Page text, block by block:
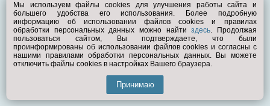
© Exist.ru 1998—2026
Мы используем файлы cookies для улучшения работы сайта и
большего удобства его использования. Более подробную
информацию об использовании файлов cookies и правилах
обработки персональных данных можно найтиздесь. Продолжая
пользоваться сайтом, Вы подтверждаете, что были
проинформированы об использовании файлов cookies и согласны с
нашими правилами обработки персональных данных. Вы можете
отключить файлы cookies в настройках Вашего браузера.
Принимаю